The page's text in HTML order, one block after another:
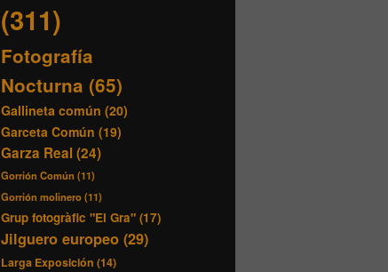
(311)
Fotografía
Nocturna (65)
Gallineta común (20)
Garceta Común (19)
Garza Real(24)
Gorrión Común (11)
Gorrión molinero(11)
Grup fotogràfic "El Gra" (17)
Jilguero europeo (29)
Larga Exposición (14)